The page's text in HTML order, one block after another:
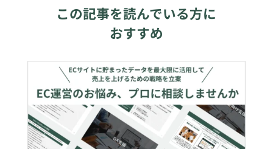
この記事を読んでいる方に
おすすめ